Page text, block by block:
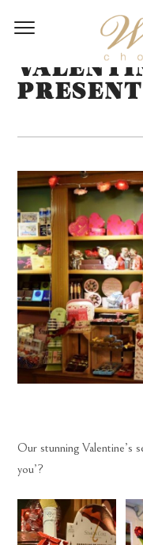
Our stunning Valentine’s
you’?